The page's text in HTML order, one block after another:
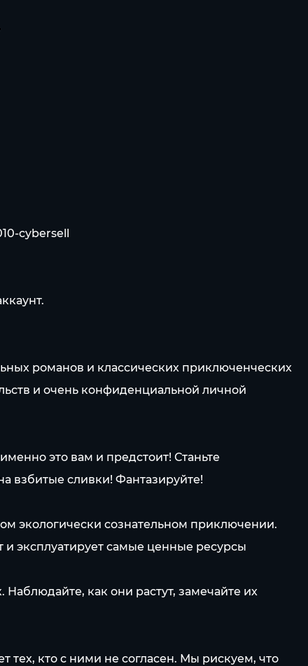
cybersell
романов и классических приключенческих
и очень конфиденциальной личной
это вам и предстоит! Станьте
взбитые сливки! Фантазируйте!
экологически сознательном приключении.
и эксплуатирует самые ценные ресурсы
как они растут, замечайте их
кто с ними не согласен. Мы рискуем, что